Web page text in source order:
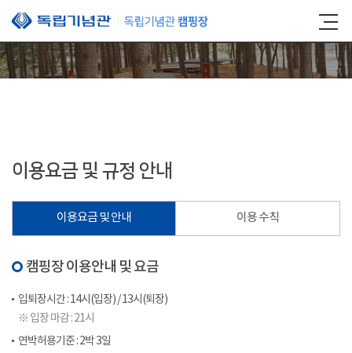
본문 바로가기
이용요금 및 규정 안내
이용요금 및 안내 이용 수칙
캠핑장 이용안내 및 요금
입퇴장시간 : 14시(입장) / 13시(퇴장)
※ 입장 마감 : 21시
연박허용기준 : 2박 3일